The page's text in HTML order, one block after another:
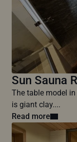
Sun Sauna
The table model
is giant clay....
Read more